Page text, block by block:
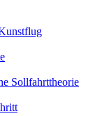
Sollfahrttheorie